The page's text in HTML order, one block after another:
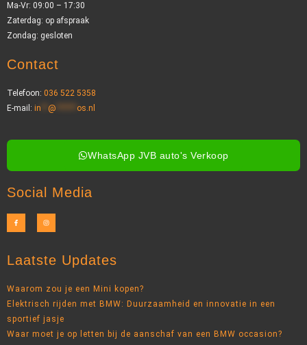
Ma-Vr: 09:00 – 17:30
Zaterdag: op afspraak
Zondag: gesloten
Contact
Telefoon: 036 522 5358
E-mail: in @ os.nl
WhatsApp JVB auto's Verkoop
Social Media
Laatste Updates
Waarom zou je een Mini kopen?
Elektrisch rijden met BMW: Duurzaamheid en innovatie in een
sportief jasje
Waar moet je op letten bij de aanschaf van een BMW occasion?